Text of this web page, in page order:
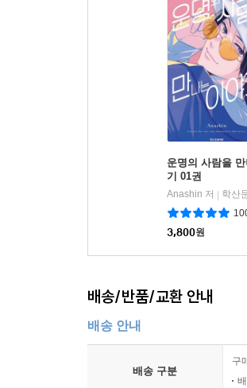
운명의 사람을
기 01권
Anashin 저
학산
3,800원
배송/반품/교환 안내
배송 안내
배송 구분
구